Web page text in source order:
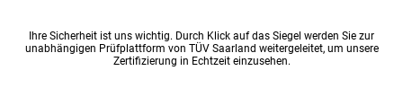
Ihre Sicherheit ist uns wichtig. Durch Klick auf das Siegel werden Sie zur
unabhängigen Prüfplattform von TÜV Saarland weitergeleitet, um unsere
Zertifizierung in Echtzeit einzusehen.